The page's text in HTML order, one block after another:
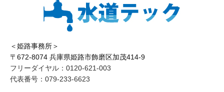
＜姫路事務所＞
〒672-8074 兵庫県姫路市飾磨区加茂414-9
フリーダイヤル：0120-621-003
代表番号：079-233-6623